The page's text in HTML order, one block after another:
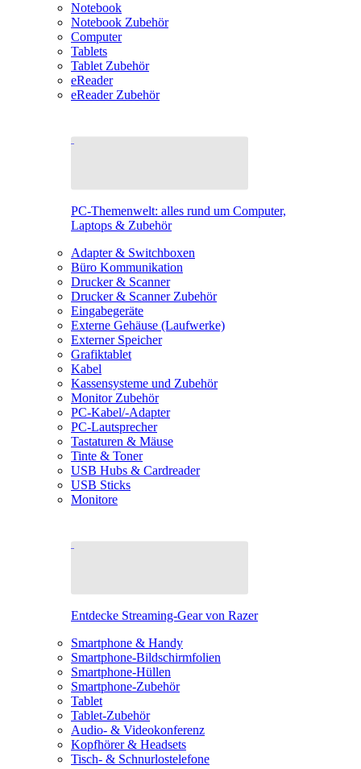
Notebook
Notebook Zubehör
Computer
Tablets
Tablet Zubehör
eReader
eReader Zubehör
PC-Themenwelt: alles rund um Computer,
Laptops & Zubehör
Adapter & Switchboxen
Büro Kommunikation
Drucker & Scanner
Drucker & Scanner Zubehör
Eingabegeräte
Externe Gehäuse (Laufwerke)
Externer Speicher
Grafiktablet
Kabel
Kassensysteme und Zubehör
Monitor Zubehör
PC-Kabel/-Adapter
PC-Lautsprecher
Tastaturen & Mäuse
Tinte & Toner
USB Hubs & Cardreader
USB Sticks
Monitore
Entdecke Streaming-Gear von Razer
Smartphone & Handy
Smartphone-Bildschirmfolien
Smartphone-Hüllen
Smartphone-Zubehör
Tablet
Tablet-Zubehör
Audio- & Videokonferenz
Kopfhörer & Headsets
Tisch- & Schnurlostelefone